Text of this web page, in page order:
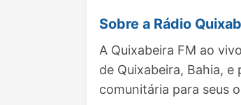
Sobre a Rádio
A Quixabeira FM ao
de Quixabeira, Bahia,
comunitária para seus